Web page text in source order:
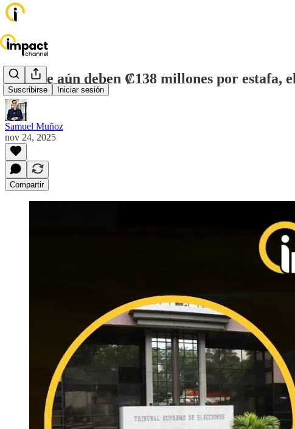
Suscribirse Iniciar sesión
Aunque aún deben ₡138 millones por estafa,
Samuel Muñoz
nov 24, 2025
Compartir